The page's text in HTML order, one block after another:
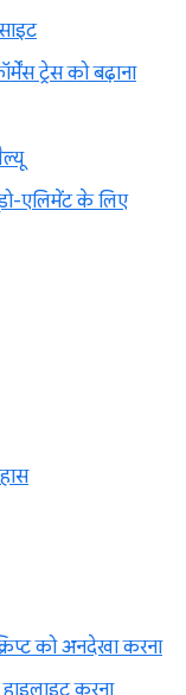
ट्रेस को बढ़ाना
एलिमेंट के लिए
को अनदेखा करना
करना